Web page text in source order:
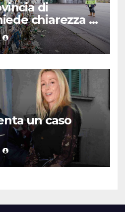
di
chiarezza e
di legge
un caso